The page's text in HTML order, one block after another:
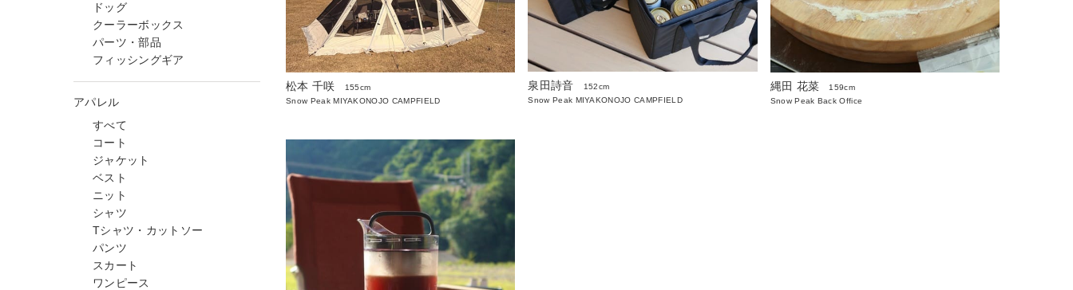
ドッグ
クーラーボックス
パーツ・部品
フィッシングギア
アパレル
すべて
コート
ジャケット
ベスト
ニット
シャツ
Tシャツ・カットソー
パンツ
スカート
ワンピース
松本 千咲
155cm
Snow Peak MIYAKONOJO CAMPFIELD
泉田詩音
152cm
Snow Peak MIYAKONOJO CAMPFIELD
縄田 花菜
159cm
Snow Peak Back Office